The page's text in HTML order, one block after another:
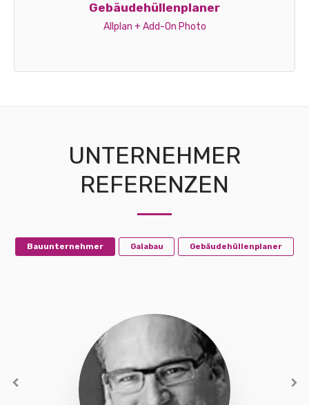
Gebäudehüllenplaner
Allplan + Add-On Photo
UNTERNEHMER
REFERENZEN
Bauunternehmer Galabau Gebäudehüllenplaner